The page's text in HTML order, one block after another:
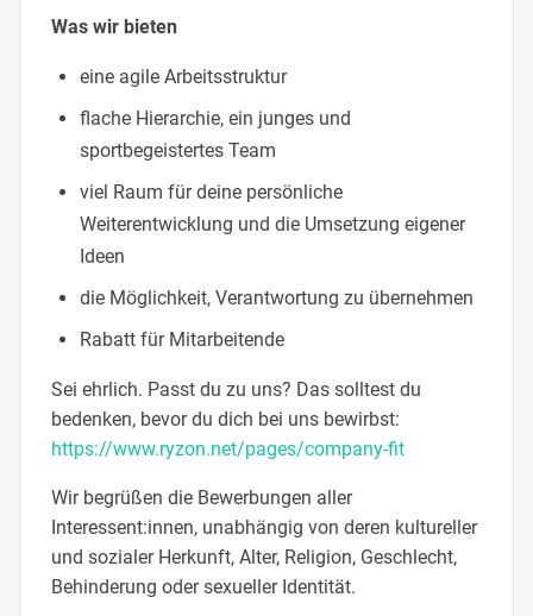
Was wir bieten
eine agile Arbeitsstruktur
flache Hierarchie, ein junges und
sportbegeistertes Team
viel Raum für deine persönliche
Weiterentwicklung und die Umsetzung eigener
Ideen
die Möglichkeit, Verantwortung zu übernehmen
Rabatt für Mitarbeitende
Sei ehrlich. Passt du zu uns? Das solltest du
bedenken, bevor du dich bei uns bewirbst:
https://www.ryzon.net/pages/company-fit
Wir begrüßen die Bewerbungen aller
Interessent:innen, unabhängig von deren kultureller
und sozialer Herkunft, Alter, Religion, Geschlecht,
Behinderung oder sexueller Identität.